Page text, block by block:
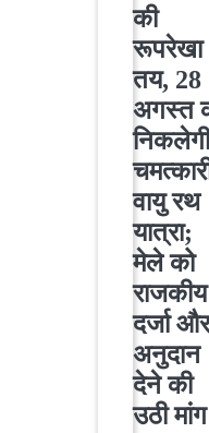
की
रूपरेखा
तय, 28
अगस्त
वायु रथ
यात्रा;
मेले को
राजकीय
दर्जा
अनुदान
देने की
उठी मांग